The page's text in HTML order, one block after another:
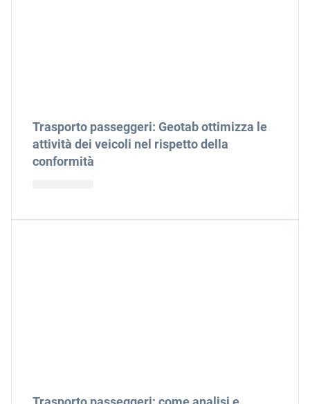
Trasporto passeggeri: Geotab ottimizza le
attività dei veicoli nel rispetto della
conformità